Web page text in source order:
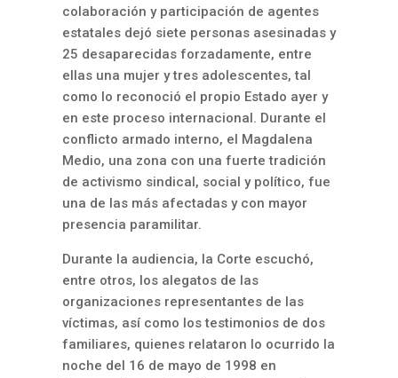
colaboración y participación de agentes
estatales dejó siete personas asesinadas y
25 desaparecidas forzadamente, entre
ellas una mujer y tres adolescentes, tal
como lo reconoció el propio Estado ayer y
en este proceso internacional. Durante el
conflicto armado interno, el Magdalena
Medio, una zona con una fuerte tradición
de activismo sindical, social y político, fue
una de las más afectadas y con mayor
presencia paramilitar.
Durante la audiencia, la Corte escuchó,
entre otros, los alegatos de las
organizaciones representantes de las
víctimas, así como los testimonios de dos
familiares, quienes relataron lo ocurrido la
noche del 16 de mayo de 1998 en